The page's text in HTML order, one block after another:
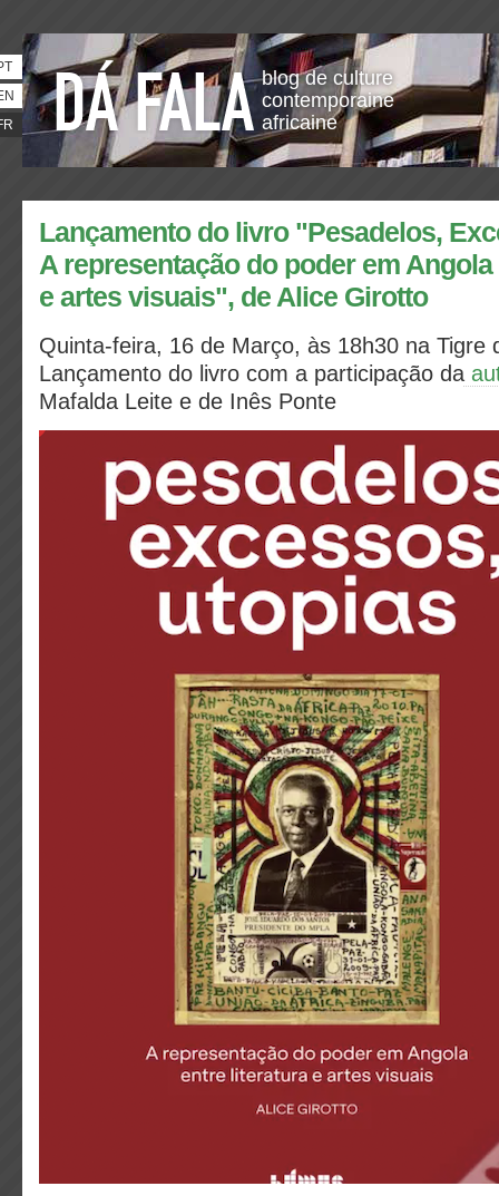
blog de culture
contemporaine
africaine
Lançamento do livro "Pesadelos,
A representação do poder em
e artes visuais", de Alice Girotto
Quinta-feira, 16 de Março, às 18h30 na Tigre
Lançamento do livro com a participação da
Mafalda Leite e de Inês Ponte